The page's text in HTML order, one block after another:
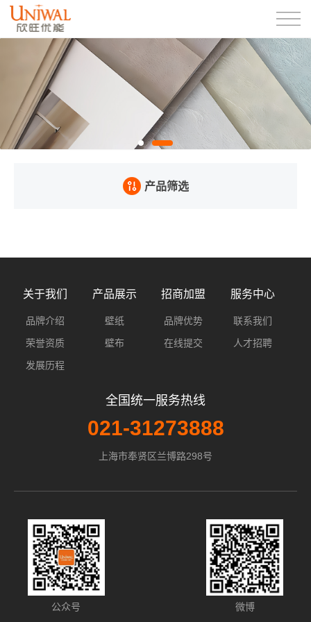
产品筛选
关于我们
品牌介绍
荣誉资质
发展历程
产品展示
壁纸
壁布
招商加盟
品牌优势
在线提交
服务中心
联系我们
人才招聘
全国统一服务热线
021-31273888
上海市奉贤区兰博路298号
公众号 微博